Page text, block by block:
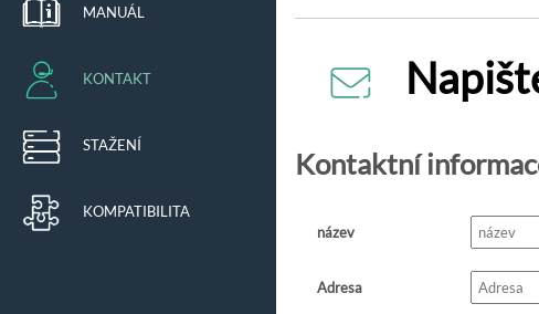
MANUÁL
KONTAKT
STAŽENÍ
KOMPATIBILITA
Kontaktní
název
Adresa